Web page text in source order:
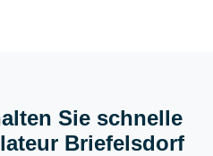
Sie schnelle
Briefelsdorf